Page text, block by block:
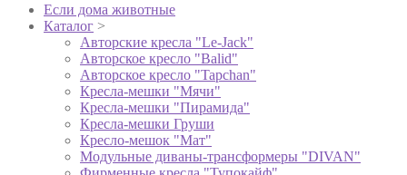
Если дома животные
Каталог >
Авторские кресла "Le-Jack"
Авторское кресло "Balid"
Авторское кресло "Tapchan"
Кресла-мешки "Мячи"
Кресла-мешки "Пирамида"
Кресла-мешки Груши
Кресло-мешок "Мат"
Модульные диваны-трансформеры "DIVAN"